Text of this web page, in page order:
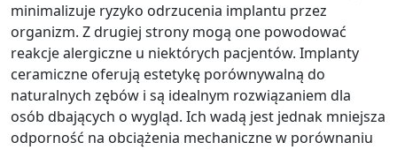
minimalizuje ryzyko odrzucenia implantu przez
organizm. Z drugiej strony mogą one powodować
reakcje alergiczne u niektórych pacjentów. Implanty
ceramiczne oferują estetykę porównywalną do
naturalnych zębów i są idealnym rozwiązaniem dla
osób dbających o wygląd. Ich wadą jest jednak mniejsza
odporność na obciążenia mechaniczne w porównaniu